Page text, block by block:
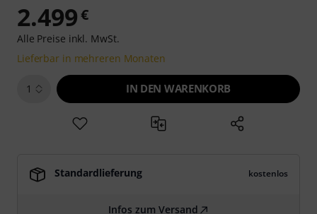
2.499€
Alle Preise inkl. MwSt.
Lieferbar in mehreren Monaten
1 IN DEN WARENKORB
Standardlieferung kostenlos
Infos zum Versand